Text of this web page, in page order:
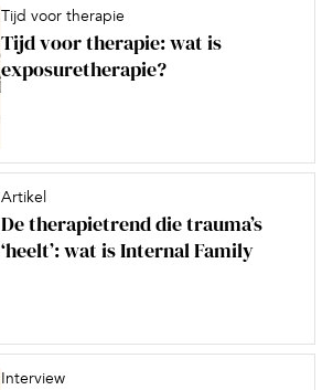
Tijd voor therapie
Tijd voor therapie: wat is
exposuretherapie?
Artikel
De therapietrend die trauma’s
‘heelt’: wat is Internal Family
Interview